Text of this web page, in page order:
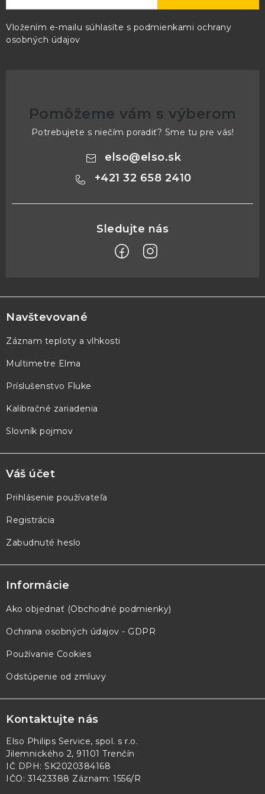
Vložením e-mailu súhlasíte s podmienkami ochrany
osobných údajov
Pomôžeme vám s výberom
Potrebujete s niečím poradiť? Sme tu pre vás!
elso@elso.sk
+421 32 658 2410
á
p
ä
e
Navštevované
Záznam teploty a vlhkosti
Multimetre Elma
Príslušenstvo Fluke
Kalibračné zariadenia
Slovník pojmov
Váš účet
Prihlásenie používateľa
Registrácia
Zabudnuté heslo
Informácie
Ako objednať (Obchodné podmienky)
Ochrana osobných údajov - GDPR
Používanie Cookies
Odstúpenie od zmluvy
Kontaktujte nás
Elso Philips Service, spol. s r.o.
Jilemnického 2, 91101 Trenčín
IČ DPH: SK2020384168
IČO: 31423388 Záznam: 1556/R